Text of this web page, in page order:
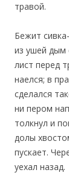
травой.
Бежит
из ушей дым
лист перед
наелся; в
сделался
ни пером
толкнул и
долы
пускает.
уехал назад.